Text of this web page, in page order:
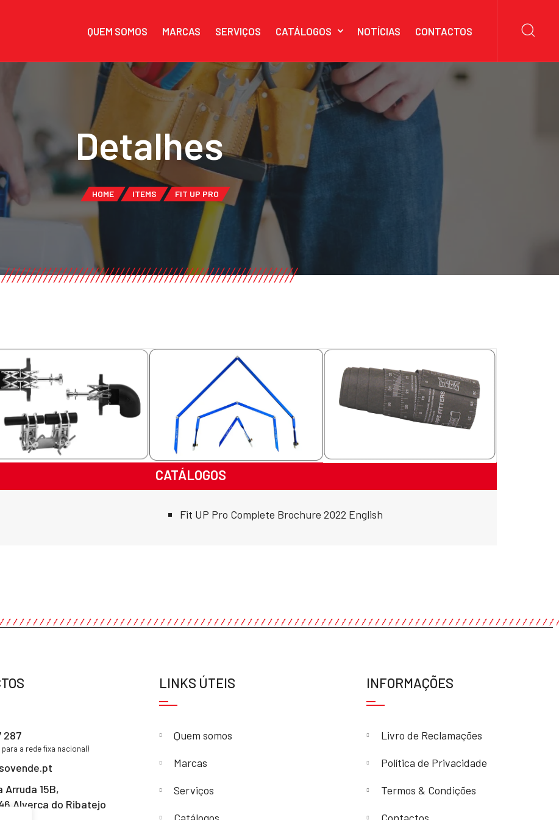
QUEM SOMOS MARCAS SERVIÇOS CATÁLOGOS NOTÍCIAS CONTACTOS
Detalhes
HOME ITEMS FIT UP PRO
CATÁLOGOS
Fit UP Pro Complete Brochure 2022 English
287
para a rede fixa nacional)
Arruda 15B,
Alverca do Ribatejo
LINKS ÚTEIS
Quem somos
Marcas
Serviços
INFORMAÇÕES
Livro de Reclamações
Política de Privacidade
Termos & Condições